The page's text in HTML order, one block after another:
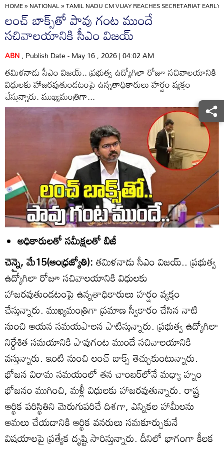
HOME»NATIONAL»TAMIL NADU CM VIJAY REACHES SECRETARIAT
లంచ్‌ బాక్స్‌తో పావు గంట ముందే
సచివాలయానికి సీఎం విజయ్‌
ABN, Publish Date - May 16 , 2026 | 04:02 AM
తమిళనాడు సీఎం విజయ్‌.. ప్రభుత్వ ఉద్యోగిలా రోజూ సచివాలయానికి
విధులకు హాజరవుతుండటంపై ఉన్నతాధికారులు హర్షం వ్యక్తం
చేస్తున్నారు. ముఖ్యమంత్రిగా...
అధికారులతో సమీక్షలతో బిజీ
చెన్నై, మే15(ఆంధ్రజ్యోతి):తమిళనాడు సీఎం విజయ్‌.. ప్రభుత్వ
ఉద్యోగిలా రోజూ సచివాలయానికి విధులకు
హాజరవుతుండటంపై ఉన్నతాధికారులు హర్షం వ్యక్తం
చేస్తున్నారు. ముఖ్యమంత్రిగా ప్రమాణ స్వీకారం చేసిన నాటి
నుంచి ఆయన సమయపాలన పాటిస్తున్నారు. ప్రభుత్వ ఉద్యోగిలా
నిర్దేశిత సమయానికి పావుగంట ముందే సచివాలయానికి
వస్తున్నారు. ఇంటి నుంచి లంచ్‌ బాక్స్‌ తెచ్చుకుంటున్నారు.
భోజన విరామ సమయంలో తన చాంబర్‌లోనే మధ్యా హ్నం
భోజనం ముగించి, మళ్లీ విధులకు హాజరవుతున్నారు. రాష్ట్ర
ఆర్థిక పరిస్థితిని మెరుగుపరిచే దిశగా, ఎన్నికల హామీలను
అమలు చేయడానికి ఆర్థిక వనరులు సమకూర్చుకునే
విషయాలపై ప్రత్యేక దృష్టి సారిస్తున్నారు. దీనిలో భాగంగా కీలక